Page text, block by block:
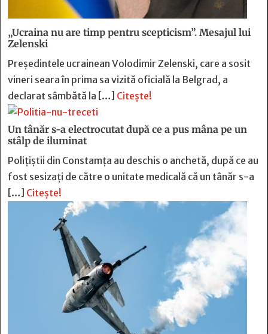
„Ucraina nu are timp pentru scepticism”. Mesajul lui
Zelenski
Preşedintele ucrainean Volodimir Zelenski, care a sosit
vineri seara în prima sa vizită oficială la Belgrad, a
declarat sâmbătă la […] Citește!
Un tânăr s-a electrocutat după ce a pus mâna pe un
stâlp de iluminat
Poliţiştii din Constamţa au deschis o anchetă, după ce au
fost sesizaţi de către o unitate medicală că un tânăr s-a
[…] Citește!